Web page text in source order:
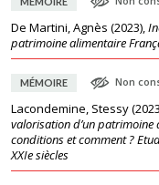
De Martini, Agnès (2023),
patrimoine alimentaire
MÉMOIRE Non
Lacondemine, Stessy(2023
valorisation d’un
conditions et comment ?
XXIe siècles